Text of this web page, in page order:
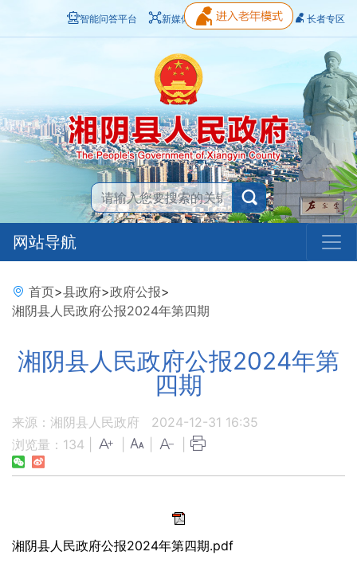
智能问答平台 新媒体矩阵 无障碍浏览 长者专区
网站导航
首页>县政府>政府公报>
湘阴县人民政府公报2024年第四期
湘阴县人民政府公报2024年第
四期
来源：湘阴县人民政府
2024-12-31 16:35
浏览量： 134
湘阴县人民政府公报2024年第四期.pdf